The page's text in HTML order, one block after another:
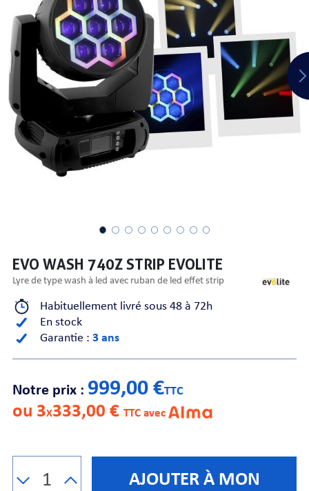
AUDIO
EVO WASH 740Z STRIP EVOLITE
lyre de type wash à led avec ruban de led effet strip
Habituellement livré sous 48 à 72h
En stock
Garantie : 3 ans
Notre prix : 999,00 €TTC
ou 3X333,00 € TTC avec
AJOUTER À MON